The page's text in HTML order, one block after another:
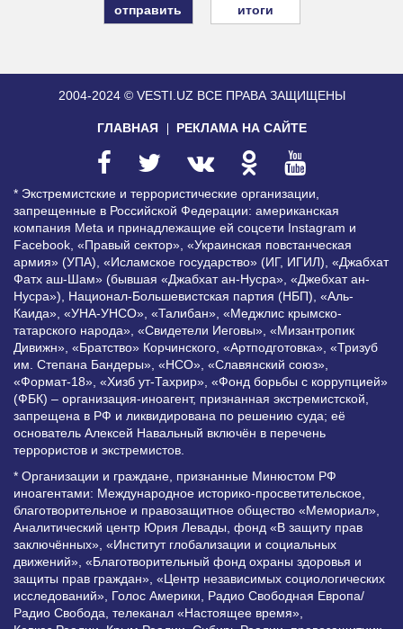
итоги
2004-2024 © VESTI.UZ ВСЕ ПРАВА ЗАЩИЩЕНЫ
ГЛАВНАЯ РЕКЛАМА НА САЙТЕ
* Экстремистские и террористические организации,
запрещенные в Российской Федерации: американская
компания Meta и принадлежащие ей соцсети Instagram и
Facebook, «Правый сектор», «Украинская повстанческая
армия» (УПА), «Исламское государство» (ИГ, ИГИЛ), «Джабхат
Фатх аш-Шам» (бывшая «Джабхат ан-Нусра», «Джебхат ан-
Нусра»), Национал-Большевистская партия (НБП), «Аль-
Каида», «УНА-УНСО», «Талибан», «Меджлис крымско-
татарского народа», «Свидетели Иеговы», «Мизантропик
Дивижн», «Братство» Корчинского, «Артподготовка», «Тризуб
им. Степана Бандеры», «НСО», «Славянский союз»,
«Формат-18», «Хизб ут-Тахрир», «Фонд борьбы с коррупцией»
(ФБК) – организация-иноагент, признанная экстремистской,
запрещена в РФ и ликвидирована по решению суда; её
основатель Алексей Навальный включён в перечень
террористов и экстремистов.
* Организации и граждане, признанные Минюстом РФ
иноагентами: Международное историко-просветительское,
благотворительное и правозащитное общество «Мемориал»,
Аналитический центр Юрия Левады, фонд «В защиту прав
заключённых», «Институт глобализации и социальных
движений», «Благотворительный фонд охраны здоровья и
защиты прав граждан», «Центр независимых социологических
исследований», Голос Америки, Радио Свободная Европа/
Радио Свобода, телеканал «Настоящее время»,